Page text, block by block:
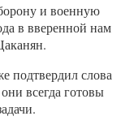
и военную
в вверенной нам
подтвердил слова
всегда готовы